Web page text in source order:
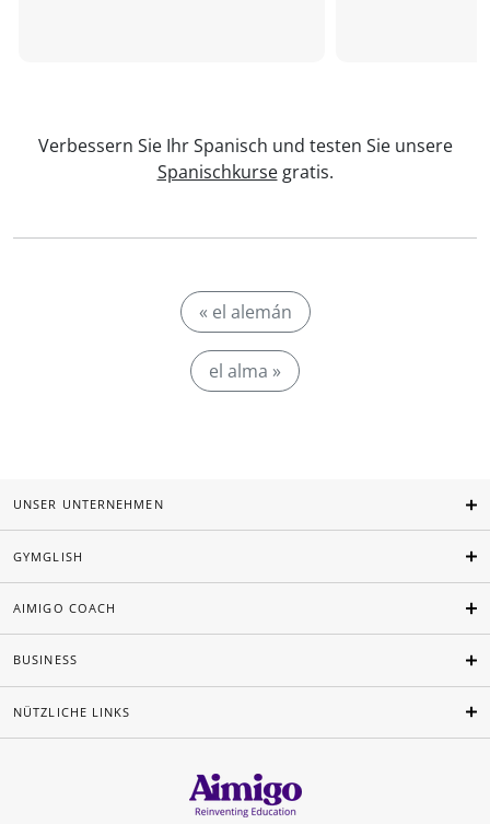
Verbessern Sie Ihr Spanisch und testen Sie unsere
Spanischkursegratis.
« el alemán
el alma »
UNSER UNTERNEHMEN
GYMGLISH
AIMIGO COACH
BUSINESS
NÜTZLICHE LINKS